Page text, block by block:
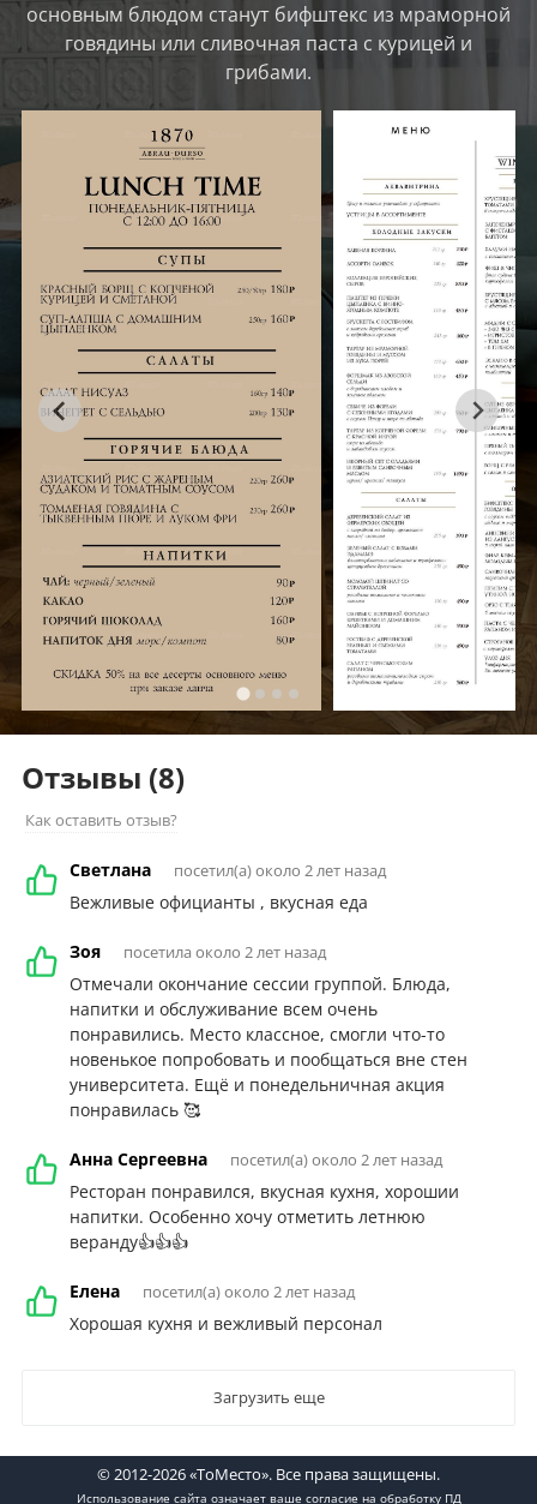
основным блюдом станут бифштекс из мраморной
говядины или сливочная паста с курицей и
грибами.
Отзывы (8)
Как оставить отзыв?
Светлана посетил(а) около 2 лет назад
Вежливые официанты , вкусная еда
Зоя посетила около 2 лет назад
Отмечали окончание сессии группой. Блюда,
напитки и обслуживание всем очень
понравились. Место классное, смогли что-то
новенькое попробовать и пообщаться вне стен
университета. Ещё и понедельничная акция
понравилась 🥰
Анна Сергеевна посетил(а) около 2 лет назад
Ресторан понравился, вкусная кухня, хорошии
напитки. Особенно хочу отметить летнюю
веранду👍👍👍
Елена посетил(а) около 2 лет назад
Хорошая кухня и вежливый персонал
Загрузить еще
© 2012-2026 «ТоМесто». Все права защищены.
Использование сайта означает ваше согласие на обработку ПД